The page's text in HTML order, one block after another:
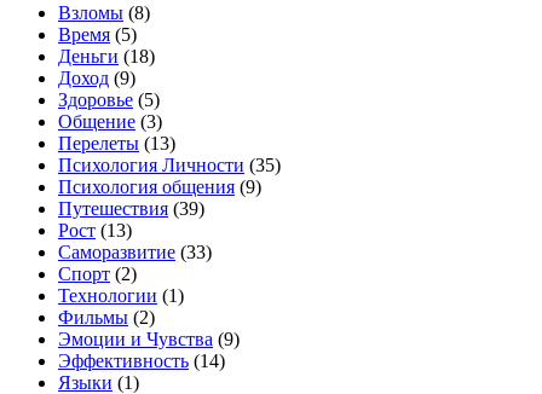
Взломы (8)
Время (5)
Деньги (18)
Доход (9)
Здоровье (5)
Общение (3)
Перелеты (13)
Психология Личности (35)
Психология общения (9)
Путешествия (39)
Рост (13)
Саморазвитие (33)
Спорт (2)
Технологии (1)
Фильмы (2)
Эмоции и Чувства (9)
Эффективность (14)
Языки (1)